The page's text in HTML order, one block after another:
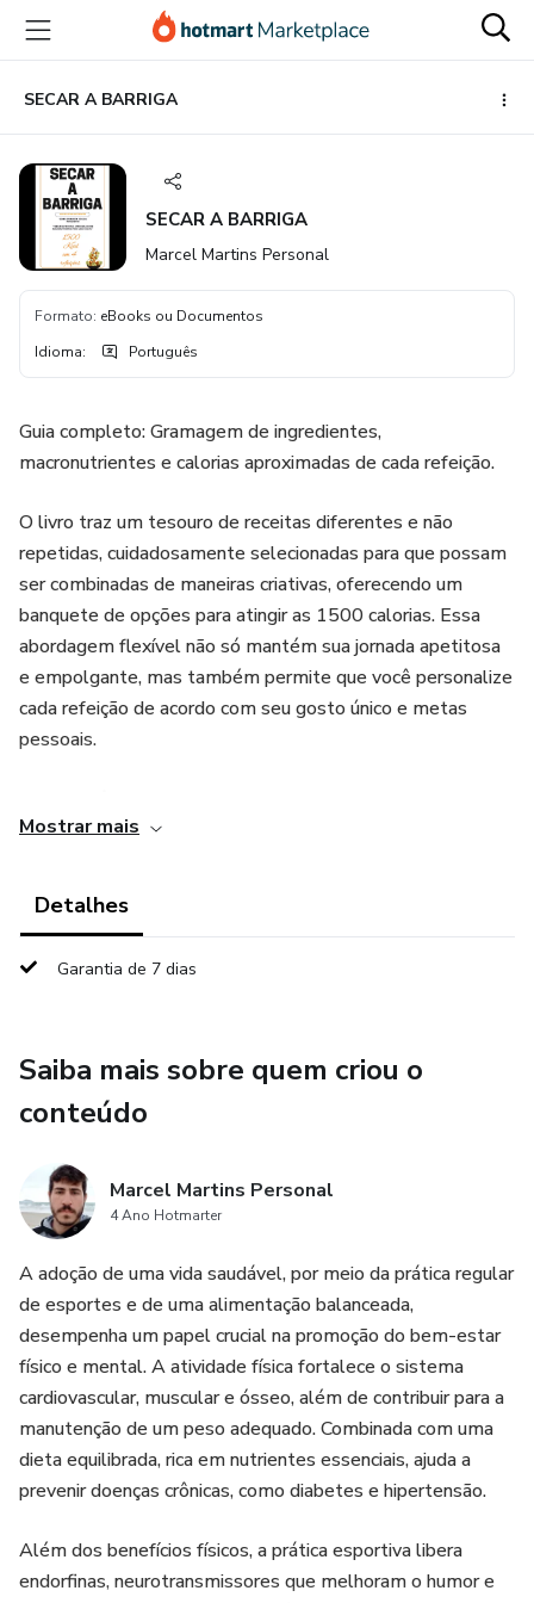
para
conteúdo
principal
para
pagamento
para
rodapé
SECAR A BARRIGA
SECAR A BARRIGA
Marcel Martins Personal
Formato: eBooks ou Documentos
Idioma: Português
Guia completo: Gramagem de ingredientes,
macronutrientes e calorias aproximadas de cada refeição.
O livro traz um tesouro de receitas diferentes e não
repetidas, cuidadosamente selecionadas para que possam
ser combinadas de maneiras criativas, oferecendo um
banquete de opções para atingir as 1500 calorias. Essa
abordagem flexível não só mantém sua jornada apetitosa
e empolgante, mas também permite que você personalize
cada refeição de acordo com seu gosto único e metas
pessoais.
secar a barriga, este livro é o parceiro ideal. Deixe-se guiar
práticas e inspiração. Comece hoje mesmo a jornada em
saúde e equilíbrio. Seu corpo e mente agradecerão por
Mostrar mais
Detalhes
Garantia de 7 dias
Saiba mais sobre quem criou o
conteúdo
Marcel Martins Personal
4 Ano Hotmarter
A adoção de uma vida saudável, por meio da prática regular
de esportes e de uma alimentação balanceada,
desempenha um papel crucial na promoção do bem-estar
físico e mental. A atividade física fortalece o sistema
cardiovascular, muscular e ósseo, além de contribuir para a
manutenção de um peso adequado. Combinada com uma
dieta equilibrada, rica em nutrientes essenciais, ajuda a
prevenir doenças crônicas, como diabetes e hipertensão.
Além dos benefícios físicos, a prática esportiva libera
endorfinas, neurotransmissores que melhoram o humor e